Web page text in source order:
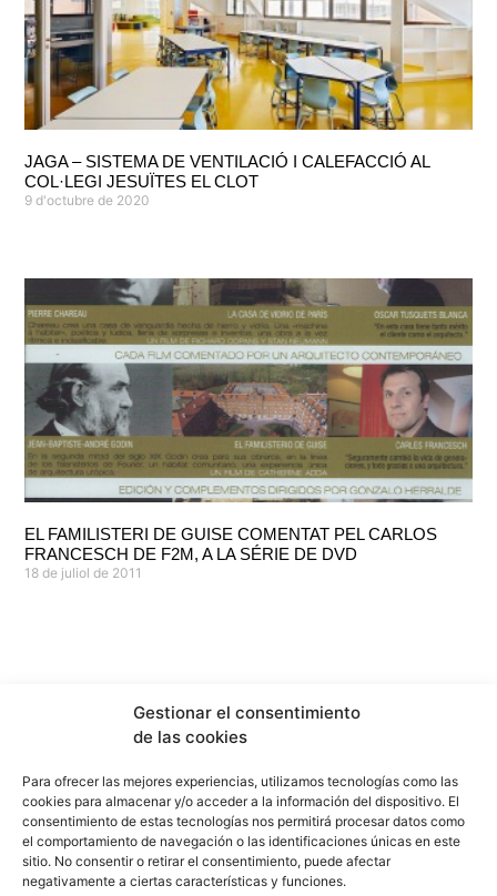
Gestionar el consentimiento
de las cookies
Para ofrecer las mejores experiencias, utilizamos tecnologías como las
cookies para almacenar y/o acceder a la información del dispositivo. El
consentimiento de estas tecnologías nos permitirá procesar datos como
el comportamiento de navegación o las identificaciones únicas en este
sitio. No consentir o retirar el consentimiento, puede afectar
negativamente a ciertas características y funciones.
JAGA – SISTEMA DE VENTILACIÓ I CALEFACCIÓ AL
COL·LEGI JESUÏTES EL CLOT
9 d'octubre de 2020
EL FAMILISTERI DE GUISE COMENTAT PEL CARLOS
FRANCESCH DE F2M, A LA SÉRIE DE DVD
18 de juliol de 2011
info@f2marquitectura.com